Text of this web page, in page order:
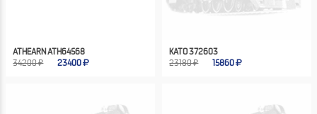
ATHEARN ATH64568
34200 ₽
23400
KATO 372603
23180 ₽
15860